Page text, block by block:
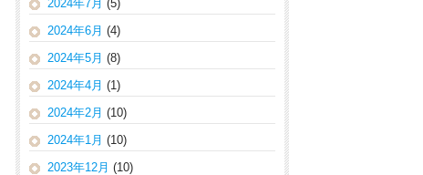
2024年7月 (5)
2024年6月 (4)
2024年5月 (8)
2024年4月 (1)
2024年2月 (10)
2024年1月 (10)
2023年12月 (10)